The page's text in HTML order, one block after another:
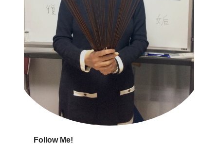
Follow Me!